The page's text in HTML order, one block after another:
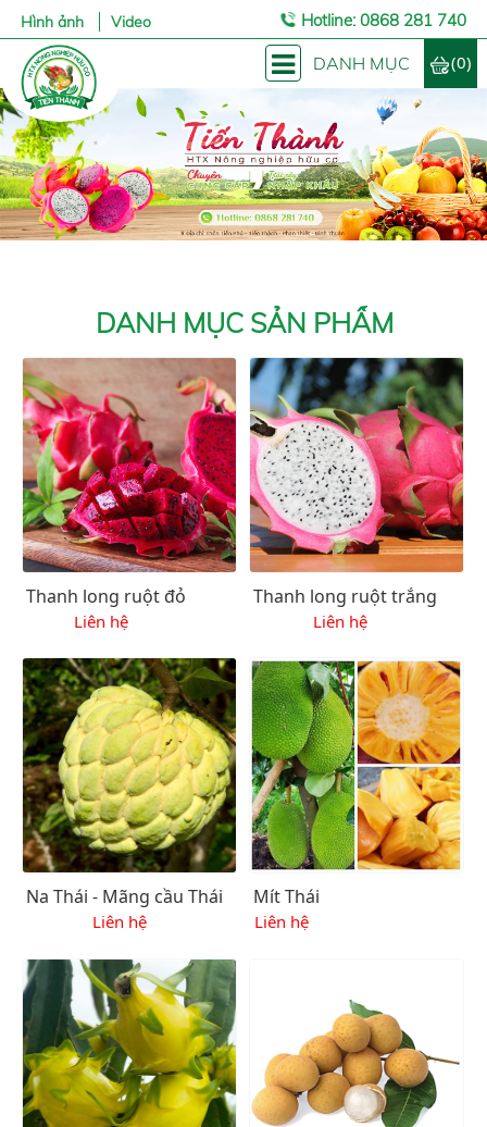
Hình ảnh Video Hotline: 0868 281 740
(0)
DANH MỤC
DANH MỤC SẢN PHẨM
Thanh long ruột đỏ
Liên hệ
Thanh long ruột trắng
Liên hệ
Na Thái - Mãng cầu Thái
Liên hệ
Mít Thái
Liên hệ